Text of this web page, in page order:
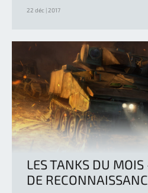
22 déc | 2017
LES TANKS DU MOIS
DE